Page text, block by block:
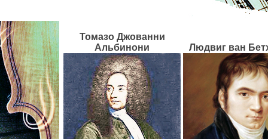
Томазо Джованни
Альбинони
Людвиг ван